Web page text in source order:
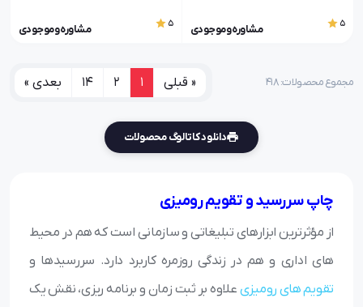
5 مشاوره و موجودی 5 مشاوره و موجودی
مجموع محصولات: ۴۱۸ « قبلی 1
2
14 بعدی »
دانلود کاتالوگ محصولات
چاپ سررسید و تقویم رومیزی
از مؤثرترین ابزارهای تبلیغاتی و سازمانی است که هم در محیط
های اداری و هم در زندگی روزمره کاربرد دارد. سررسیدها و
تقویم های رومیزی علاوه بر ثبت زمان و برنامه ریزی، نقش یک